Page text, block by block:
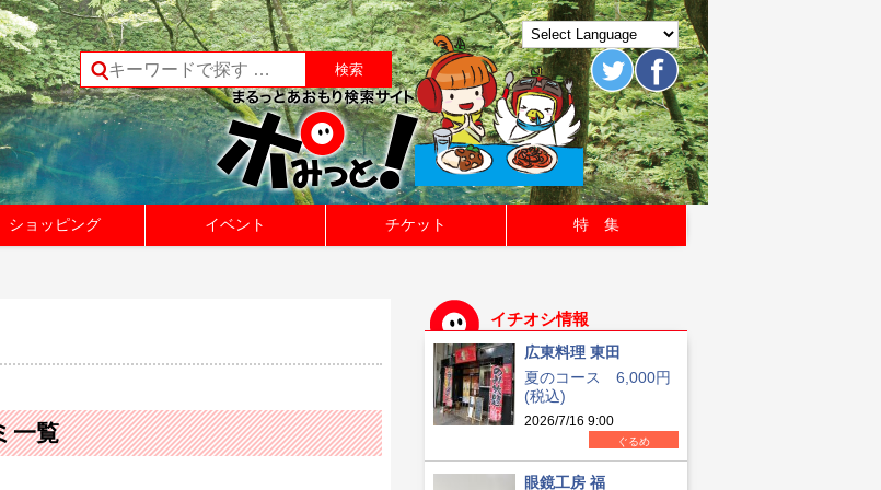
ショッピング イベント チケット 特 集
一覧
イチオシ情報
広東料理 東田
夏のコース 6,000円
(税込)
2026/7/16 9:00
ぐるめ
眼鏡工房 福